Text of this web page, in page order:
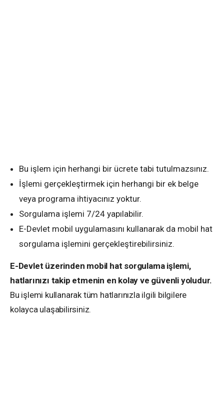
Bu işlem için herhangi bir ücrete tabi tutulmazsınız.
İşlemi gerçekleştirmek için herhangi bir ek belge
veya programa ihtiyacınız yoktur.
Sorgulama işlemi 7/24 yapılabilir.
E-Devlet mobil uygulamasını kullanarak da mobil hat
sorgulama işlemini gerçekleştirebilirsiniz.
E-Devlet üzerinden mobil hat sorgulama işlemi,
hatlarınızı takip etmenin en kolay ve güvenli yoludur.
Bu işlemi kullanarak tüm hatlarınızla ilgili bilgilere
kolayca ulaşabilirsiniz.